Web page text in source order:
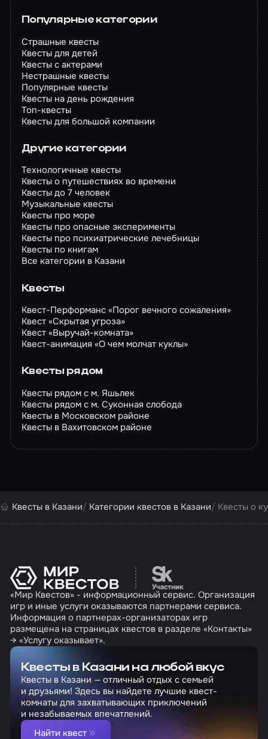
Популярные категории
Страшные квесты
Квесты для детей
Квесты с актерами
Нестрашные квесты
Популярные квесты
Квесты на день рождения
Топ-квесты
Квесты для большой компании
Другие категории
Технологичные квесты
Квесты о путешествиях во времени
Квесты до 7 человек
Музыкальные квесты
Квесты про море
Квесты про опасные эксперименты
Квесты про психиатрические лечебницы
Квесты по книгам
Все категории в Казани
Квесты
Квест-Перформанс «Порог вечного сожаления»
Квест «Скрытая угроза»
Квест «Выручай-комната»
Квест-анимация «О чем молчат куклы»
Квесты рядом
Квесты рядом с м. Яшьлек
Квесты рядом с м. Суконная слобода
Квесты в Московском районе
Квесты в Вахитовском районе
Квесты в Казани Категории квестов в Казани Квесты о
Перейти на сайт
«Мир Квестов» - информационный сервис. Организация
игр и иные услуги оказываются партнерами сервиса.
Информация о партнерах-организаторах игр
размещена на страницах квестов в разделе «Контакты»
→ «Услугу оказывает».
Квесты в Казани на любой вкус
Квесты в Казани — отличный отдых с семьей
и друзьями! Здесь вы найдете лучшие квест-
комнаты для захватывающих приключений
и незабываемых впечатлений.
Найти квест